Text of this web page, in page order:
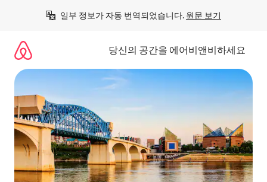
일부 정보가 자동 번역되었습니다. 원문 보기
당신의 공간을 에어비앤비하세요